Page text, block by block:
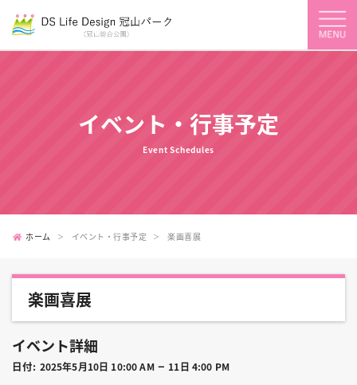
イベント・行事予定
Event Schedules
ホーム イベント・行事予定 楽画喜展
楽画喜展
イベント詳細
日付: 2025年5月10日 10:00 AM– 11日 4:00 PM